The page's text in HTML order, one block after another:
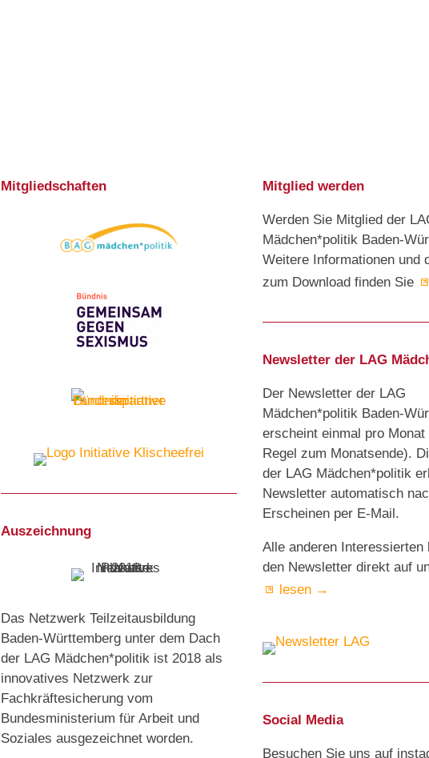
Mitgliedschaften
Auszeichnung
Das Netzwerk Teilzeitausbildung
Baden-Württemberg unter dem Dach
der LAG Mädchen*politik ist 2018 als
innovatives Netzwerk zur
Fachkräftesicherung vom
Bundesministerium für Arbeit und
Soziales ausgezeichnet worden.
Mitglied werden
Werden Sie Mitglied der
Mädchen*politik Baden-
Weitere Informationen und
zum Download finden Sie
Newsletter der LAG
Der Newsletter der LAG
Mädchen*politik Baden-
erscheint einmal pro Monat
Regel zum Monatsende).
der LAG Mädchen*politik
Newsletter automatisch
Erscheinen per E-Mail.
Alle anderen
den Newsletter direkt auf
lesen →
Social Media
Besuchen Sie uns auf